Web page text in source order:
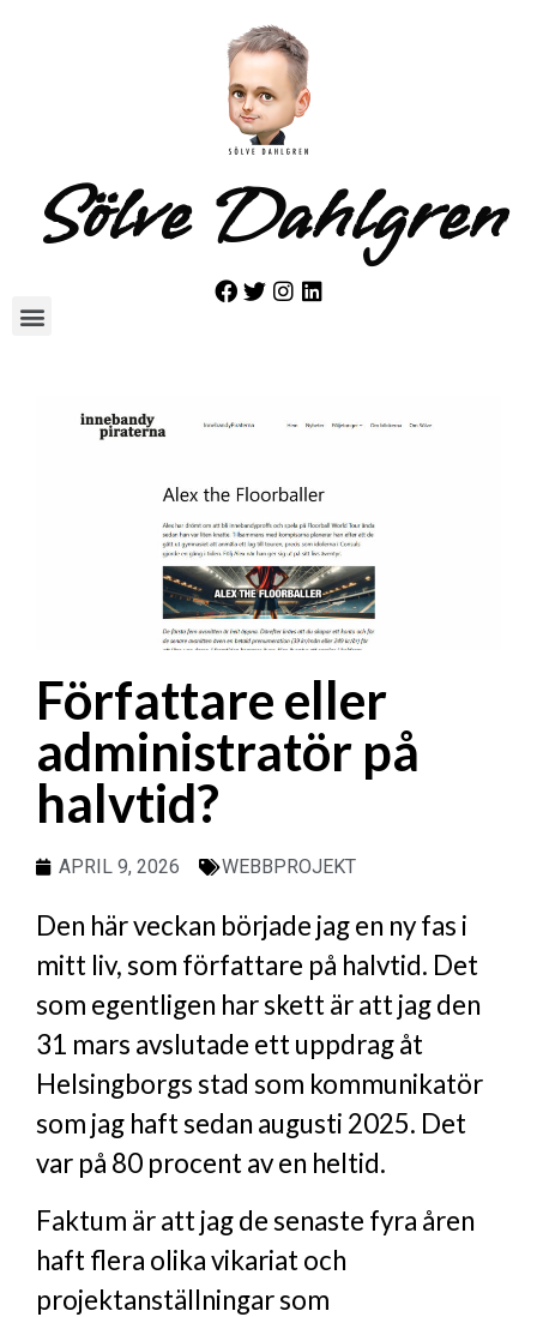
Sölve Dahlgren
Författare eller
administratör på
halvtid?
APRIL 9, 2026 WEBBPROJEKT
Den här veckan började jag en ny fas i
mitt liv, som författare på halvtid. Det
som egentligen har skett är att jag den
31 mars avslutade ett uppdrag åt
Helsingborgs stad som kommunikatör
som jag haft sedan augusti 2025. Det
var på 80 procent av en heltid.
Faktum är att jag de senaste fyra åren
haft flera olika vikariat och
projektanställningar som